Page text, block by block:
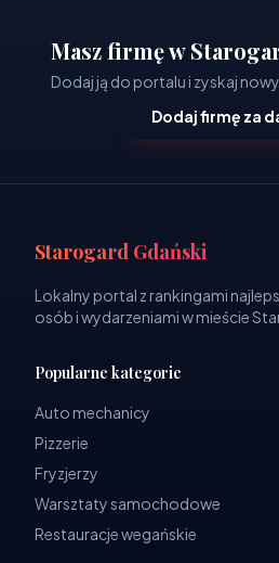
Masz firmę w
Dodaj ją do portalu i zyskaj
Dodaj firmę za
Starogard Gdański
Lokalny portal z rankingami
osób i wydarzeniami w mieście
Popularne kategorie
Auto mechanicy
Pizzerie
Fryzjerzy
Warsztaty samochodowe
Restauracje wegańskie